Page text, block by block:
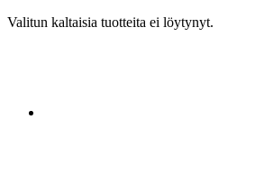
Valitun kaltaisia tuotteita ei löytynyt.